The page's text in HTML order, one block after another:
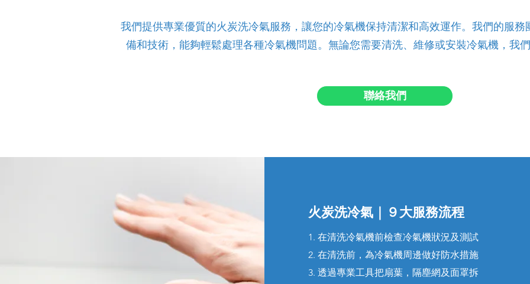
我們提供專業優質的火炭洗冷氣服務，讓您的冷氣機保持清潔和高效運作。我們的服
備和技術，能夠輕鬆處理各種冷氣機問題。無論您需要清洗、維修或安裝冷氣機，我
聯絡我們
火炭洗冷氣｜９大​服務流程
1. 在清洗冷氣機前檢查冷氣機狀況及測試
2. 在清洗前，為冷氣機周邊做好防水措施​​
3. 透過專業工具把扇葉，隔塵網及面罩拆